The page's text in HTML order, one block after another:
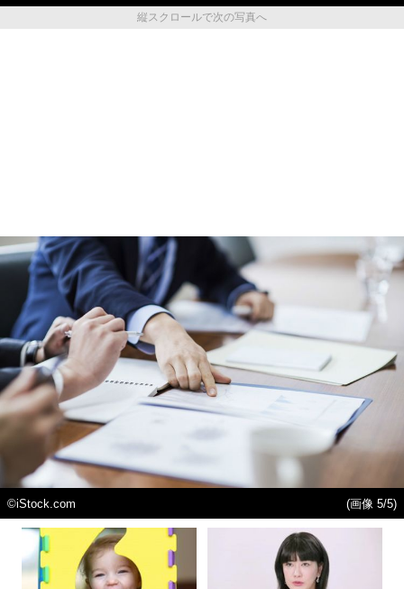
縦スクロールで次の写真へ
©iStock.com (画像 5/5)